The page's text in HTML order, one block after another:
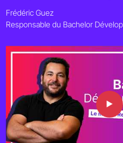
Frédéric Guez
Responsable du Bachelor